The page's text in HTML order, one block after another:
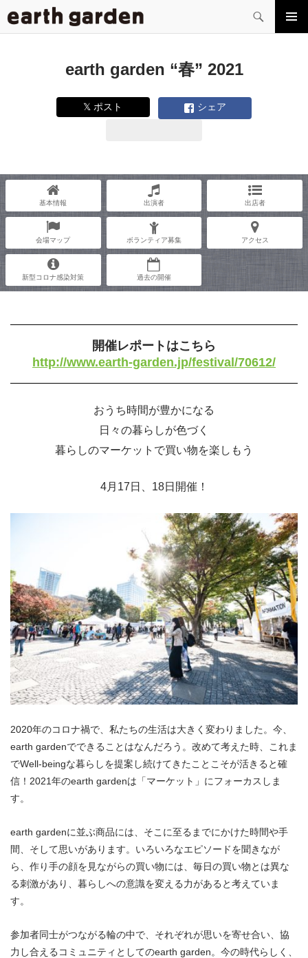
索
コ
earth garden “春” 2021
𝕏 ポスト シェア
基本情報 出演者 出店者
会場マップ ボランティア募集 アクセス
新型コロナ感染対策 過去の開催
開催レポートはこちら
http://www.earth-garden.jp/festival/70612/
おうち時間が豊かになる
日々の暮らしが色づく
暮らしのマーケットで買い物を楽しもう
4月17日、18日開催！
2020年のコロナ禍で、私たちの生活は大きく変わりました。今、
earth gardenでできることはなんだろう。改めて考えた時、これま
でWell-beingな暮らしを提案し続けてきたことこそが活きると確
信！2021年のearth gardenは「マーケット」にフォーカスしま
す。
earth gardenに並ぶ商品には、そこに至るまでにかけた時間や手
間、そして思いがあります。いろいろなエピソードを聞きなが
ら、作り手の顔を見ながらの買い物には、毎日の買い物とは異な
る刺激があり、暮らしへの意識を変える力があると考えていま
す。
参加者同士がつながる輪の中で、それぞれが思いを寄せ合い、協
力し合えるコミュニティとしてのearth garden。今の時代らしく、